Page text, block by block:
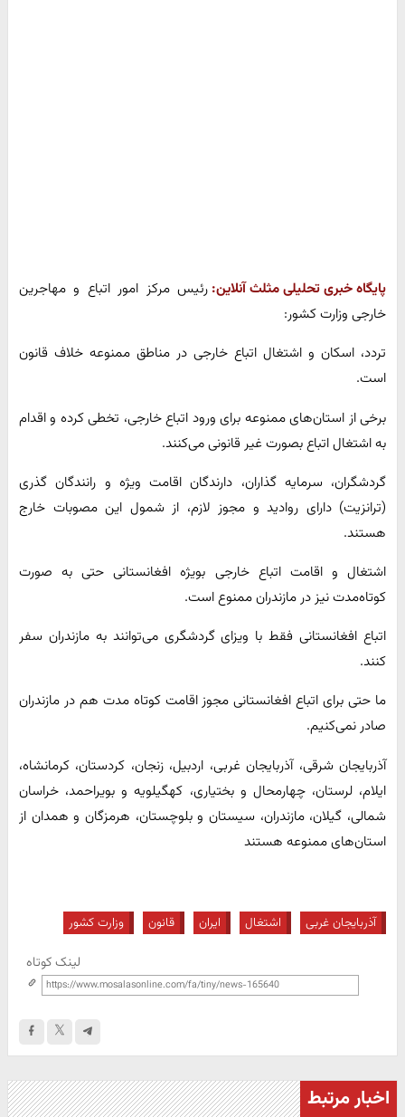
پایگاه خبری تحلیلی مثلث آنلاین: رئیس مرکز امور اتباع و مهاجرین
خارجی وزارت کشور:
تردد، اسکان و اشتغال اتباع خارجی در ‌مناطق ممنوعه خلاف قانون
است.
برخی از استان‌های ممنوعه برای ورود اتباع خارجی، تخطی کرده و اقدام
به اشتغال اتباع بصورت غیر قانونی می‌کنند.
گردشگران، سرمایه گذاران، دارندگان اقامت ویژه و رانندگان گذری
(ترانزیت) دارای روادید و مجوز لازم، از شمول این مصوبات خارج
هستند.
اشتغال و اقامت اتباع خارجی بویژه افغانستانی حتی به صورت
کوتاه‌مدت نیز در مازندران ممنوع است.
اتباع افغانستانی فقط با ویزای گردشگری می‌توانند به مازندران سفر
کنند.
ما حتی برای اتباع افغانستانی مجوز اقامت کوتاه مدت هم در مازندران
صادر نمی‌کنیم.
آذربایجان شرقی، آذربایجان غربی، اردبیل، زنجان، کردستان، کرمانشاه،
ایلام، لرستان، چهارمحال‌ و بختیاری، کهگیلویه ‌و بویراحمد، خراسان
شمالی، گیلان، مازندران، سیستان ‌و بلوچستان، هرمزگان و همدان از
استان‌های ممنوعه هستند
آذربایجان غربی اشتغال ایران قانون وزارت کشور
لینک کوتاه
اخبار مرتبط